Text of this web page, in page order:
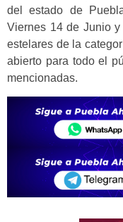
del estado de
Viernes 14 de Junio
estelares de la
abierto para todo el
mencionadas.